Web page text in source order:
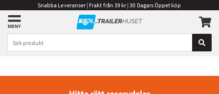
Snabba Leveranser | Frakt från 39 kr | 30 Dagars Öppet köp